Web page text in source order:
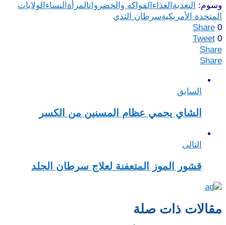
وسوم: التغذية الغذاء الفواكه والخضرواتالمرأة النساء الولايات
المتحدة الأمريكيةسرطان الثدي
Share 0
Tweet 0
Share
Share
السابق
الشاي يحمي عظام المسنين من الكسر
التالى
قشور الموز المتعفنة لعلاج سرطان الجلد
مقالات ذات صلة